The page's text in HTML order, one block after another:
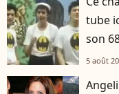
tube
son
5 août